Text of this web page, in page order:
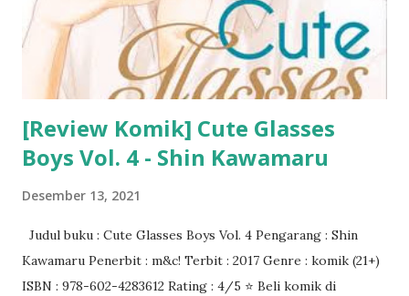
[Review Komik] Cute Glasses
Boys Vol. 4 - Shin Kawamaru
Desember 13, 2021
Judul buku : Cute Glasses Boys Vol. 4 Pengarang : Shin
Kawamaru Penerbit : m&c! Terbit : 2017 Genre : komik (21+)
ISBN : 978-602-4283612 Rating : 4/5 ⭐ Beli komik di